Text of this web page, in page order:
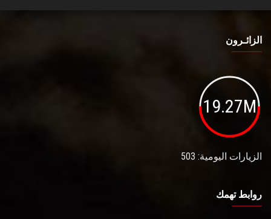
الزائـرون
19.27M
الزيارات اليومية: 503
روابط تهمك